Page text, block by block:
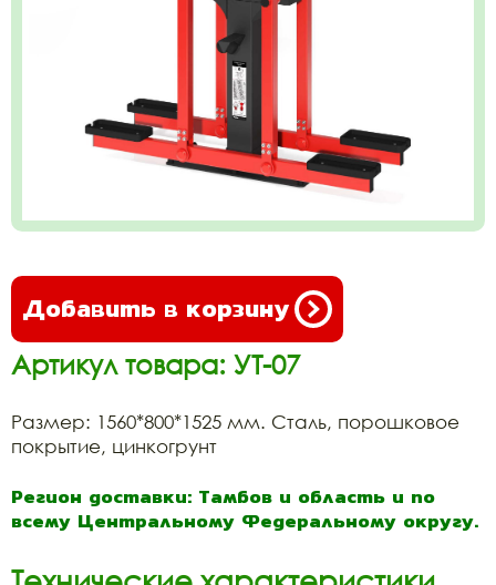
Добавить в корзину
Артикул товара: УТ-07
Размер: 1560*800*1525 мм. Сталь, порошковое
покрытие, цинкогрунт
Регион доставки: Тамбов и область и по
всему Центральному Федеральному округу.